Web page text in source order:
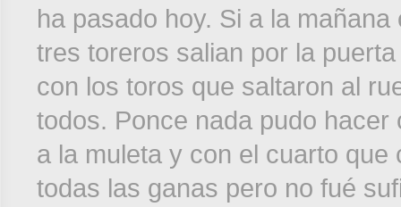
ha pasado hoy. Si a la
tres toreros salian por la
con los toros que saltaron al
todos. Ponce nada pudo
a la muleta y con el cuarto
todas las ganas pero no fué